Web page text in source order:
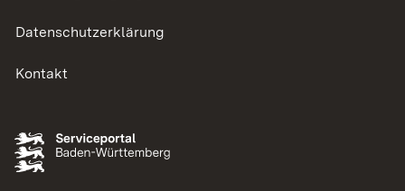
Datenschutzerklärung
Kontakt